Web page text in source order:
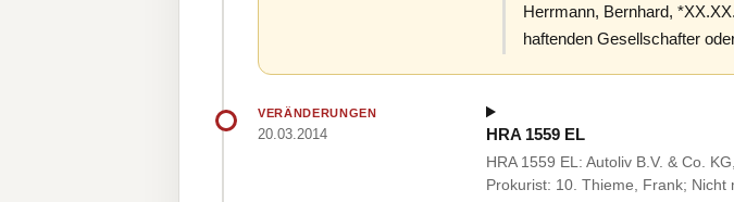
Herrmann, Bernhard,
haftenden Gesellschafter
VERÄNDERUNGEN
20.03.2014 HRA 1559 EL
HRA 1559 EL: Autoliv B.V. & Co.
Prokurist: 10. Thieme, Frank; Nicht